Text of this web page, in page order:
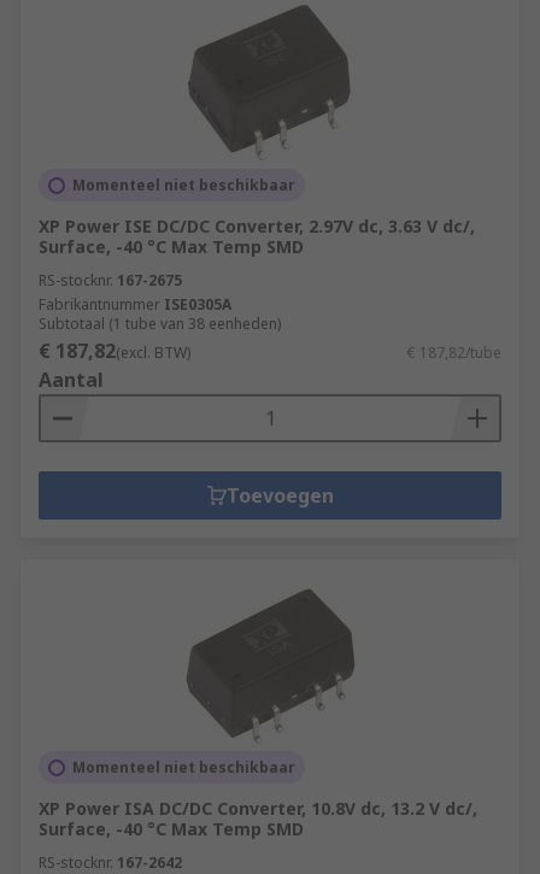
Momenteel niet beschikbaar
XP Power ISE DC/DC Converter, 2.97V dc, 3.63 V dc/,
Surface, -40 °C Max Temp SMD
RS-stocknr. 167-2675
Fabrikantnummer ISE0305A
Subtotaal (1 tube van 38 eenheden)
€ 187,82(excl. BTW) € 187,82/tube
Aantal
Toevoegen
Momenteel niet beschikbaar
XP Power ISA DC/DC Converter, 10.8V dc, 13.2 V dc/,
Surface, -40 °C Max Temp SMD
RS-stocknr. 167-2642